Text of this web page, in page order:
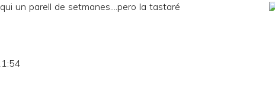
un parell de setmanes....pero la tastaré